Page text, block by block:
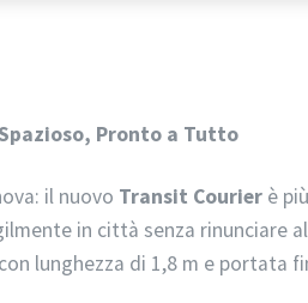
Pronto a Tutto
il nuovo Transit Courier è
in città senza rinunciare
lunghezza di 1,8 m e portata